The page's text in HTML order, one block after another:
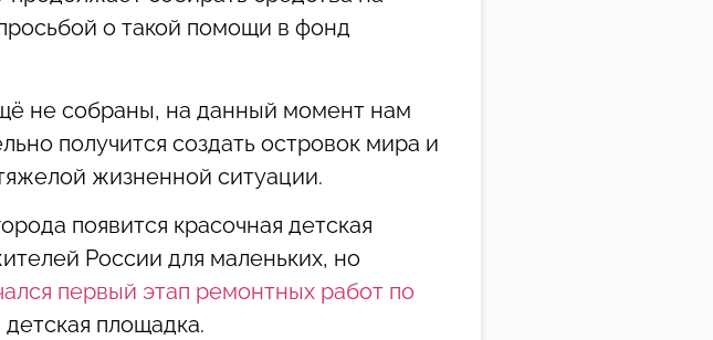
о такой помощи в фонд
не собраны, на данный момент нам
получится создать островок мира и
жизненной ситуации.
появится красочная детская
России для маленьких, но
первый этап ремонтных работ по
площадка.